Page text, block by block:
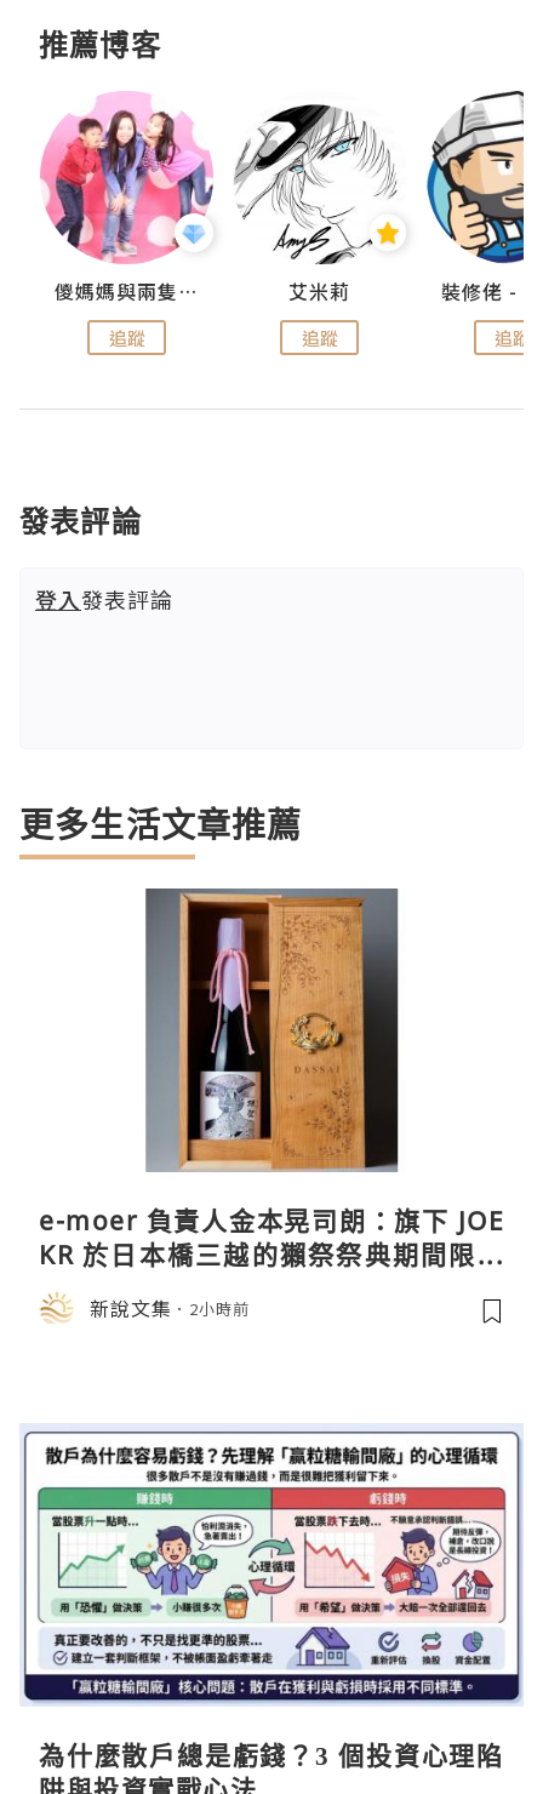
推薦博客
儍媽媽與兩隻小魔怪之家
追蹤
艾米莉
追蹤 追蹤
發表評論
登入發表評論
更多生活文章推薦
e-moer 負責人金本晃司朗：旗下 JOE
KR 於日本橋三越的獺祭祭典期間限定
店中，與日伸貴金属的東京銀器工匠一
同參展新說文集 2小時前
為什麼散戶總是虧錢？3 個投資心理陷